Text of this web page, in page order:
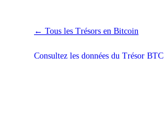
← Tous les Trésors en Bitcoin
Consultez les données du Trésor BTC